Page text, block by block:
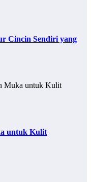
Cincin Sendiri yang
untuk Kulit